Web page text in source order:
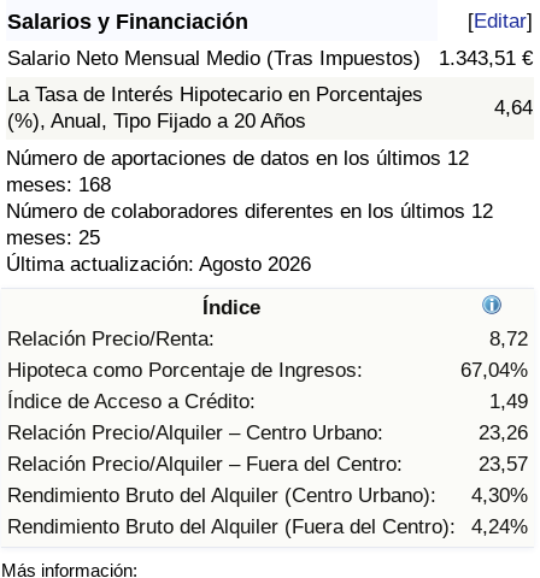
Salarios y Financiación [Editar]
Salario Neto Mensual Medio (Tras Impuestos)
1.343,51 €
La Tasa de Interés Hipotecario en Porcentajes
(%), Anual, Tipo Fijado a 20 Años
4,64
Número de aportaciones de datos en los últimos 12
meses: 168
Número de colaboradores diferentes en los últimos 12
meses: 25
Última actualización: Agosto 2026
Índice
Relación Precio/Renta:
8,72
Hipoteca como Porcentaje de Ingresos:
67,04%
Índice de Acceso a Crédito:
1,49
Relación Precio/Alquiler – Centro Urbano:
23,26
Relación Precio/Alquiler – Fuera del Centro:
23,57
Rendimiento Bruto del Alquiler (Centro Urbano):
4,30%
Rendimiento Bruto del Alquiler (Fuera del Centro):
4,24%
Más información:
Índice de criminalidad por país
Sanidad
Índice de Sanidad (Actual)
Índice de Sanidad
Índice de Sanidad por País
Índice de contaminación
Índice de Contaminación por País